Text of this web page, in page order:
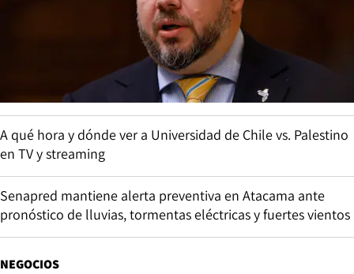
A qué hora y dónde ver a Universidad de Chile vs. Palestino
en TV y streaming
Senapred mantiene alerta preventiva en Atacama ante
pronóstico de lluvias, tormentas eléctricas y fuertes vientos
NEGOCIOS